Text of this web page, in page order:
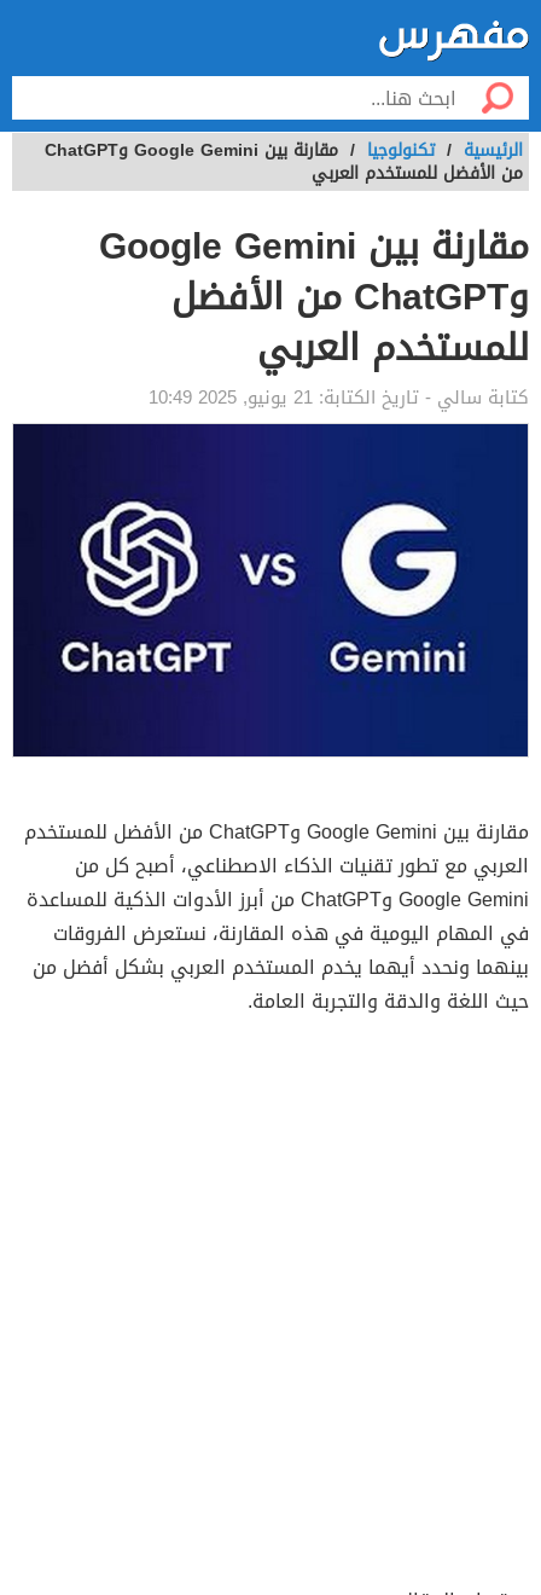
الرئيسية / تكنولوجيا / مقارنة بين Google Gemini وChatGPT
من الأفضل للمستخدم العربي
مقارنة بين Google Gemini
وChatGPT من الأفضل
للمستخدم العربي
كتابة سالي - تاريخ الكتابة: 21 يونيو, 2025 10:49
مقارنة بين Google Gemini وChatGPT من الأفضل للمستخدم
العربي مع تطور تقنيات الذكاء الاصطناعي، أصبح كل من
Google Gemini وChatGPT من أبرز الأدوات الذكية للمساعدة
في المهام اليومية في هذه المقارنة، نستعرض الفروقات
بينهما ونحدد أيهما يخدم المستخدم العربي بشكل أفضل من
حيث اللغة والدقة والتجربة العامة.